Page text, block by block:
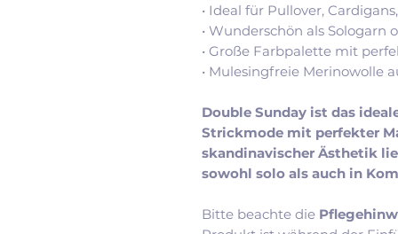
• Ideal für Pullover,
• Wunderschön als
• Große Farbpalette mit
• Mulesingfreie Merinowolle
Double Sunday ist das
Strickmode mit perfekter
skandinavischer Ästhetik
sowohl solo als auch in
Bitte beachte die